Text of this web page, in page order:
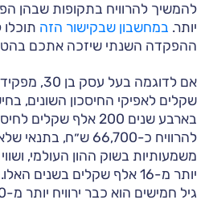
להמשיך להרוויח בתקופות שבהן
יותר. במחשבון שבקישור הזה
ההפקדה השנתי שיזכה אתכם
שקלים לאפיקי החיסכון השונים,
להרוויח כ-66,700 ש״ח,
משמעותיות בשוק ההון העולמי,
יותר מ-16 אלף שקלים